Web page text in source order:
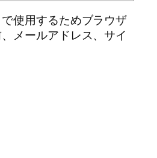
使用するためブラウザ
メールアドレス、サイ